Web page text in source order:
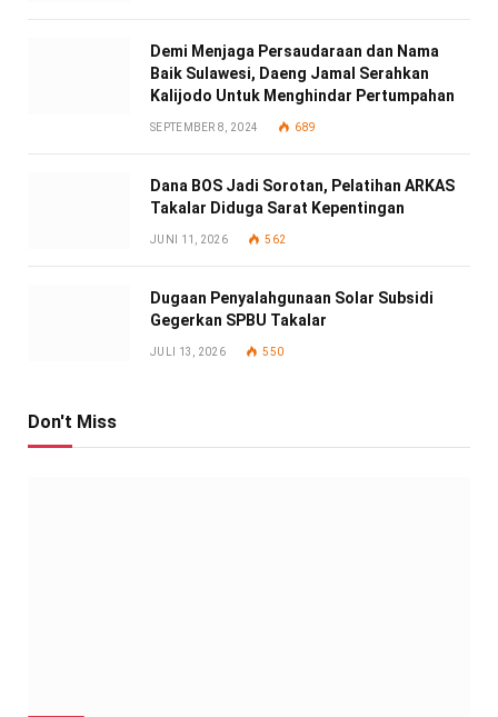
Demi Menjaga Persaudaraan dan Nama
Baik Sulawesi, Daeng Jamal Serahkan
Kalijodo Untuk Menghindar Pertumpahan
SEPTEMBER 8, 2024 689
Dana BOS Jadi Sorotan, Pelatihan ARKAS
Takalar Diduga Sarat Kepentingan
JUNI 11, 2026 562
Dugaan Penyalahgunaan Solar Subsidi
Gegerkan SPBU Takalar
JULI 13, 2026 550
Don't Miss